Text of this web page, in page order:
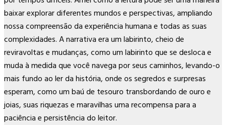
baixar explorar diferentes mundos e perspectivas, ampliando
nossa compreensão da experiência humana e todas as suas
complexidades. A narrativa era um labirinto, cheio de
reviravoltas e mudanças, como um labirinto que se desloca e
muda à medida que você navega por seus caminhos, levando-o
mais fundo ao ler da história, onde os segredos e surpresas
esperam, como um baú de tesouro transbordando de ouro e
joias, suas riquezas e maravilhas uma recompensa para a
paciência e persistência do leitor.